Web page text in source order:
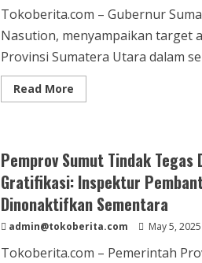
Pelemparan
Tokoberita.com – Gubernur
Nasution, menyampaikan target
Provinsi Sumatera Utara dalam
Read MoreRead
more
Investasi
Rp100
Triliun
per
Tahun
Usai
Bertemu
CEO
Pemprov Sumut Tindak Tegas
Gratifikasi: Inspektur
Dinonaktifkan Sementara
admin@tokoberita.com May 5, 2025
Tokoberita.com – Pemerintah